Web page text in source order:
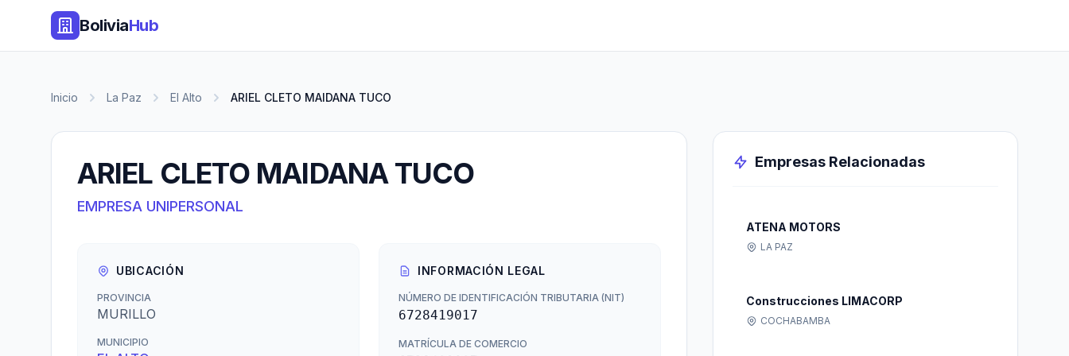
BoliviaHub
Inicio La Paz El Alto ARIEL CLETO MAIDANA TUCO
ARIEL CLETO MAIDANA TUCO
EMPRESA UNIPERSONAL
UBICACIÓN
PROVINCIA
MURILLO
MUNICIPIO
INFORMACIÓN LEGAL
NÚMERO DE IDENTIFICACIÓN TRIBUTARIA (NIT)
6728419017
MATRÍCULA DE COMERCIO
Empresas Relacionadas
ATENA MOTORS
LA PAZ
Construcciones LIMACORP
COCHABAMBA